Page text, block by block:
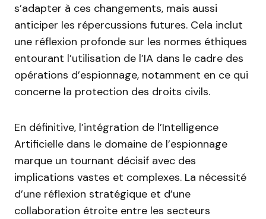
s’adapter à ces changements, mais aussi
anticiper les répercussions futures. Cela inclut
une réflexion profonde sur les normes éthiques
entourant l’utilisation de l’IA dans le cadre des
opérations d’espionnage, notamment en ce qui
concerne la protection des droits civils.
En définitive, l’intégration de l’Intelligence
Artificielle dans le domaine de l’espionnage
marque un tournant décisif avec des
implications vastes et complexes. La nécessité
d’une réflexion stratégique et d’une
collaboration étroite entre les secteurs